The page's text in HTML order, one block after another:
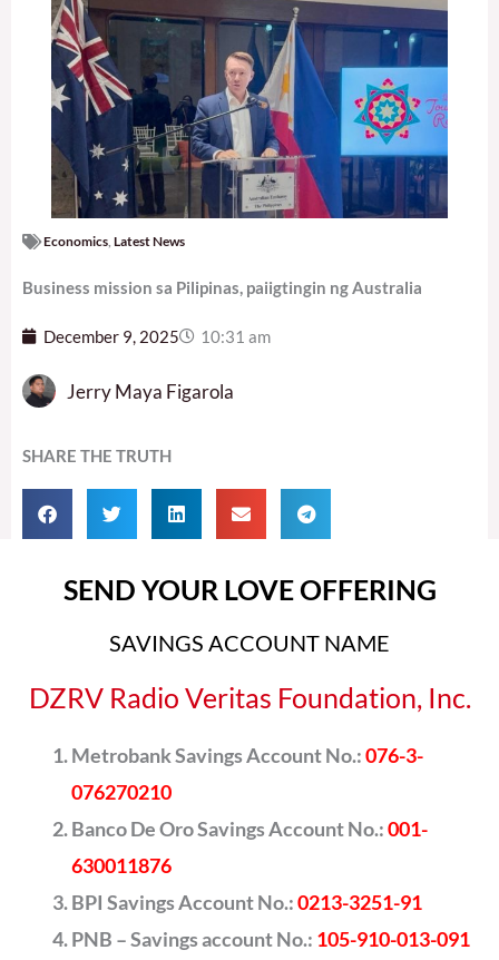
Economics Latest News
Business mission sa Pilipinas, paiigtingin ng Australia
December 9, 2025 10:31 am
Jerry Maya Figarola
SHARE THE TRUTH
SEND YOUR LOVE OFFERING
SAVINGS ACCOUNT NAME
DZRV Radio Veritas Foundation, Inc.
Metrobank Savings Account No.:076-3-
076270210
Banco De Oro Savings Account No.:001-
630011876
BPI Savings Account No.:0213-3251-91
PNB – Savings account No.: 105-910-013-091